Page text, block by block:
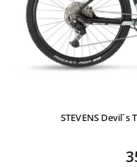
STEVENS